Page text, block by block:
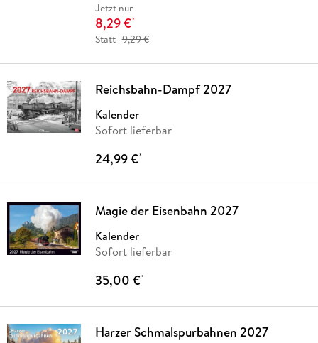
Jetzt nur
8,29 €*
Statt 9,29 €
Reichsbahn-Dampf 2027
Kalender
Sofort lieferbar
24,99 €*
Magie der Eisenbahn 2027
Kalender
Sofort lieferbar
35,00 €*
Harzer Schmalspurbahnen 2027